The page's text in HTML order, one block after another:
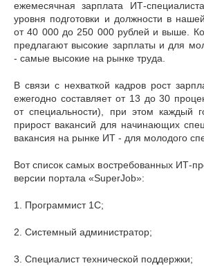
ежемесячная зарплата ИТ-
уровня подготовки и должности в
от 40 000 до 250 000 рублей и выше.
предлагают высокие зарплаты и для
- самые высокие на рынке труда.
В связи с нехваткой кадров рост
ежегодно составляет от 13 до 30
от специальности), при этом каждый
прирост вакансий для начинающих
вакансия на рынке ИТ - для молодого
Вот список самых востребованных ИТ-
версии портала «SuperJob»:
1. Программист 1С;
2. Системный администратор;
3. Специалист технической поддержки;